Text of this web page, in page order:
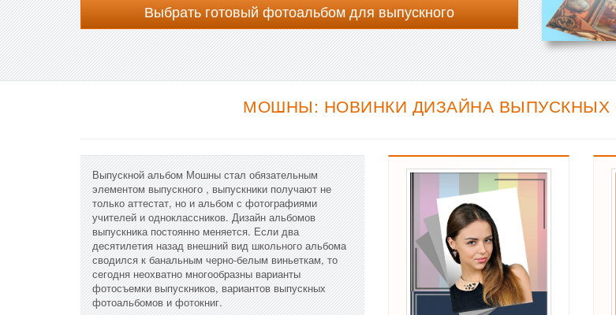
Выбрать готовый фотоальбом для выпускного
МОШНЫ: НОВИНКИ ДИЗАЙНА ВЫПУСКНЫХ
Выпускной альбом Мошны стал обязательным
элементом выпускного , выпускники получают не
только аттестат, но и альбом с фотографиями
учителей и одноклассников. Дизайн альбомов
выпускника постоянно меняется. Если два
десятилетия назад внешний вид школьного альбома
сводился к банальным черно-белым виньеткам, то
сегодня неохватно многообразны варианты
фотосъемки выпускников, вариантов выпускных
фотоальбомов и фотокниг.